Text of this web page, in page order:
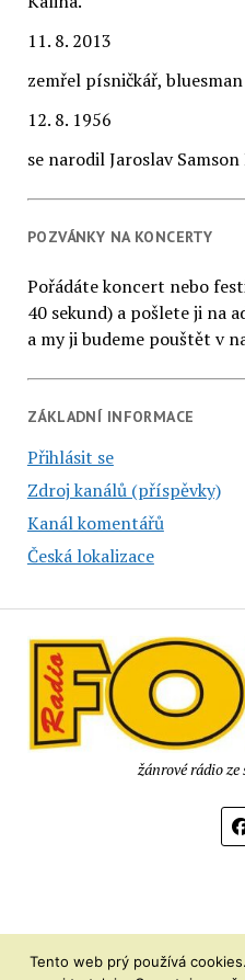
11. 8. 2013
zemřel písničkář,
12. 8. 1956
se narodil Jaroslav Samson
POZVÁNKY NA KONCERTY
Pořádáte koncert nebo
40 sekund) a pošlete ji na
a my ji budeme pouštět v
ZÁKLADNÍ INFORMACE
Přihlásit se
Zdroj kanálů (příspěvky)
Kanál komentářů
Česká lokalizace
žánrové rádio
Tento web prý používá